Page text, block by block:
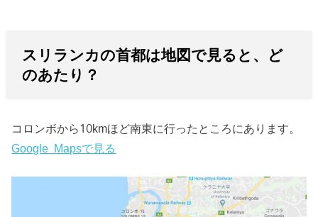
スリランカの首都は地図で見ると、ど
のあたり？
コロンボから10kmほど南東に行ったところにあります。
Google Mapsで見る